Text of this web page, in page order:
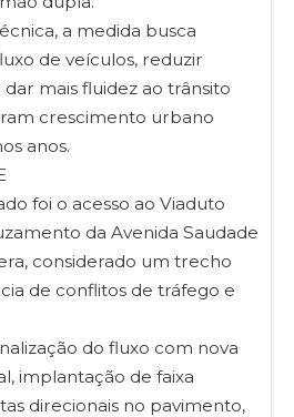
a medida busca
de veículos, reduzir
mais fluidez ao trânsito
crescimento urbano
anos.
foi o acesso ao Viaduto
da Avenida Saudade
considerado um trecho
de conflitos de tráfego e
do fluxo com nova
implantação de faixa
direcionais no pavimento,